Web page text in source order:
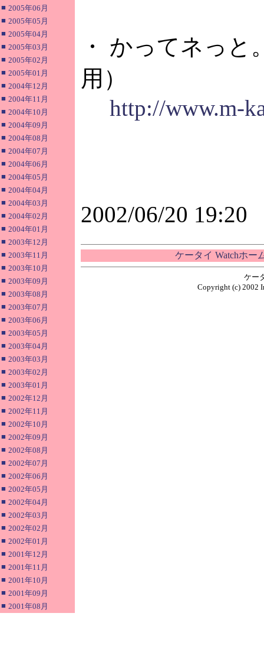
■ 2005年06月
■ 2005年05月
■ 2005年04月
■ 2005年03月
■ 2005年02月
■ 2005年01月
■ 2004年12月
■ 2004年11月
■ 2004年10月
■ 2004年09月
■ 2004年08月
■ 2004年07月
■ 2004年06月
■ 2004年05月
■ 2004年04月
■ 2004年03月
■ 2004年02月
■ 2004年01月
■ 2003年12月
■ 2003年11月
■ 2003年10月
■ 2003年09月
■ 2003年08月
■ 2003年07月
■ 2003年06月
■ 2003年05月
■ 2003年04月
■ 2003年03月
■ 2003年02月
■ 2003年01月
■ 2002年12月
■ 2002年11月
■ 2002年10月
■ 2002年09月
■ 2002年08月
■ 2002年07月
■ 2002年06月
■ 2002年05月
■ 2002年04月
■ 2002年03月
■ 2002年02月
■ 2002年01月
■ 2001年12月
■ 2001年11月
■ 2001年10月
■ 2001年09月
■ 2001年08月
・ かってネっと
用）
http://www.m-
2002/06/20 19:20
ケータイ Watchホー
ケー
Copyright (c) 2002